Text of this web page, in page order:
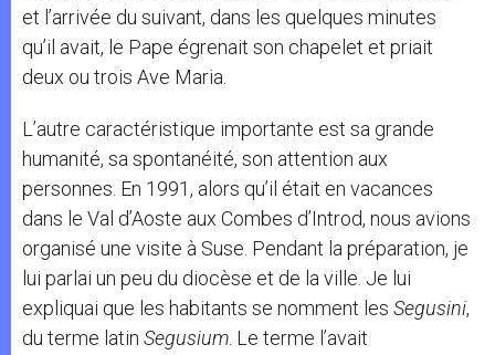
et l’arrivée du suivant, dans les quelques minutes
qu’il avait, le Pape égrenait son chapelet et priait
deux ou trois Ave Maria.
L’autre caractéristique importante est sa grande
humanité, sa spontanéité, son attention aux
personnes. En 1991, alors qu’il était en vacances
dans le Val d’Aoste aux Combes d’Introd, nous avions
organisé une visite à Suse. Pendant la préparation, je
lui parlai un peu du diocèse et de la ville. Je lui
expliquai que les habitants se nomment les Segusini,
du terme latin Segusium . Le terme l’avait